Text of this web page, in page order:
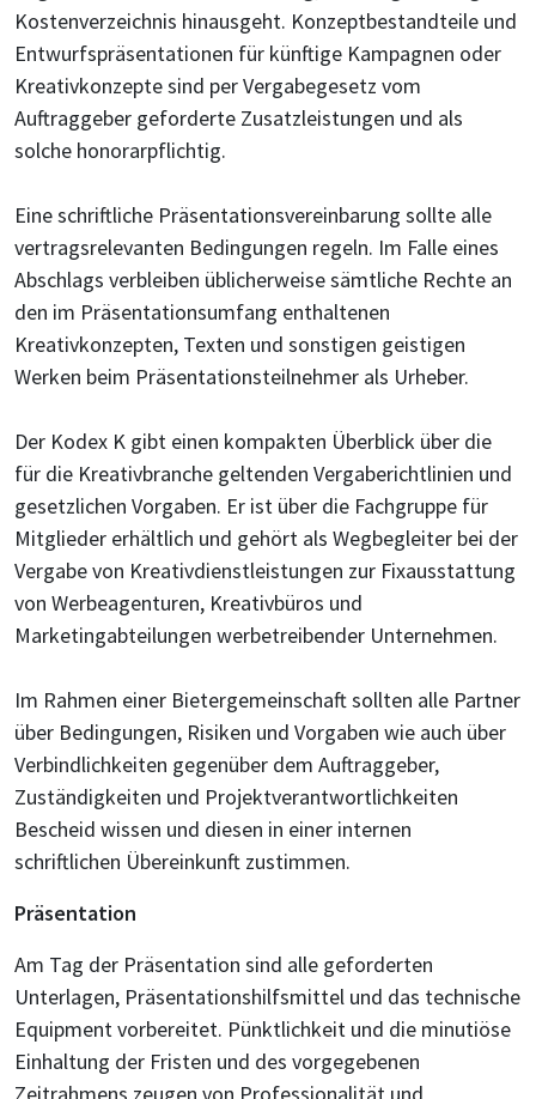
Kostenverzeichnis hinausgeht. Konzeptbestandteile und
Entwurfspräsentationen für künftige Kampagnen oder
Kreativkonzepte sind per Vergabegesetz vom
Auftraggeber geforderte Zusatzleistungen und als
solche honorarpflichtig.
Eine schriftliche Präsentationsvereinbarung sollte alle
vertragsrelevanten Bedingungen regeln. Im Falle eines
Abschlags verbleiben üblicherweise sämtliche Rechte an
den im Präsentationsumfang enthaltenen
Kreativkonzepten, Texten und sonstigen geistigen
Werken beim Präsentationsteilnehmer als Urheber.
Der Kodex K gibt einen kompakten Überblick über die
für die Kreativbranche geltenden Vergaberichtlinien und
gesetzlichen Vorgaben. Er ist über die Fachgruppe für
Mitglieder erhältlich und gehört als Wegbegleiter bei der
Vergabe von Kreativdienstleistungen zur Fixausstattung
von Werbeagenturen, Kreativbüros und
Marketingabteilungen werbetreibender Unternehmen.
Im Rahmen einer Bietergemeinschaft sollten alle Partner
über Bedingungen, Risiken und Vorgaben wie auch über
Verbindlichkeiten gegenüber dem Auftraggeber,
Zuständigkeiten und Projektverantwortlichkeiten
Bescheid wissen und diesen in einer internen
schriftlichen Übereinkunft zustimmen.
Präsentation
Am Tag der Präsentation sind alle geforderten
Unterlagen, Präsentationshilfsmittel und das technische
Equipment vorbereitet. Pünktlichkeit und die minutiöse
Einhaltung der Fristen und des vorgegebenen